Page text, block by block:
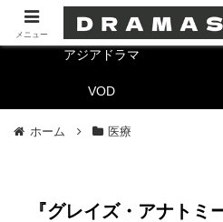
海外ドラマ
アジアドラマ
VOD
ホーム 医療
『グレイズ・アナトミ
メニュー